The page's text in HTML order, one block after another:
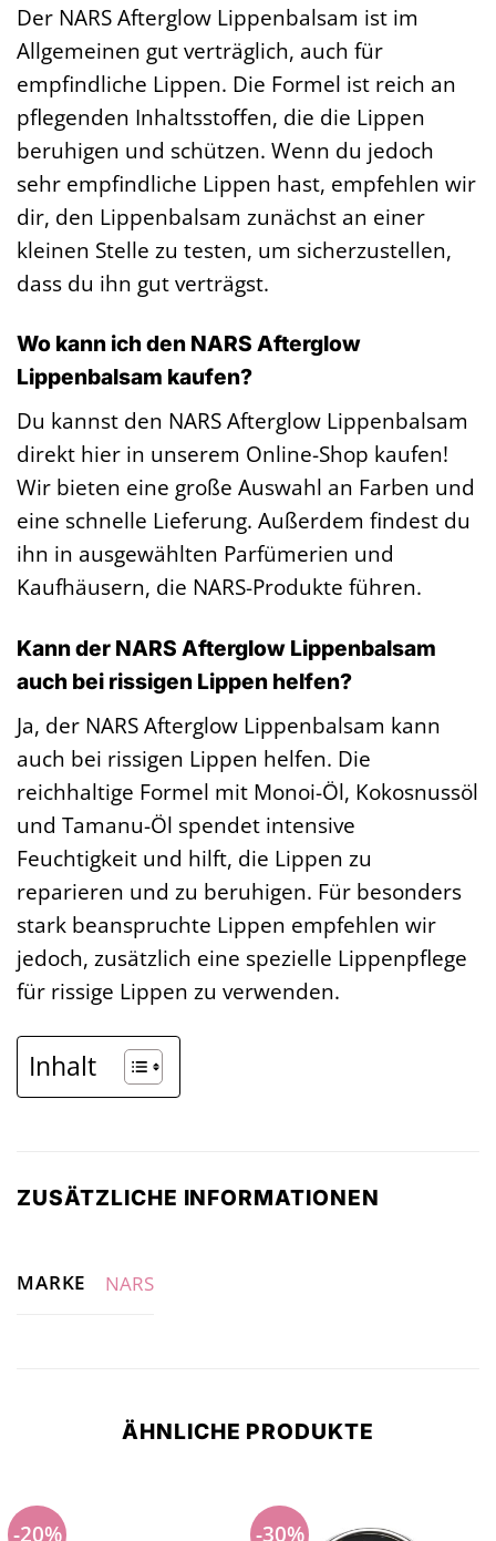
Der NARS Afterglow Lippenbalsam ist im
Allgemeinen gut verträglich, auch für
empfindliche Lippen. Die Formel ist reich an
pflegenden Inhaltsstoffen, die die Lippen
beruhigen und schützen. Wenn du jedoch
sehr empfindliche Lippen hast, empfehlen wir
dir, den Lippenbalsam zunächst an einer
kleinen Stelle zu testen, um sicherzustellen,
dass du ihn gut verträgst.
Wo kann ich den NARS Afterglow
Lippenbalsam kaufen?
Du kannst den NARS Afterglow Lippenbalsam
direkt hier in unserem Online-Shop kaufen!
Wir bieten eine große Auswahl an Farben und
eine schnelle Lieferung. Außerdem findest du
ihn in ausgewählten Parfümerien und
Kaufhäusern, die NARS-Produkte führen.
Kann der NARS Afterglow Lippenbalsam
auch bei rissigen Lippen helfen?
Ja, der NARS Afterglow Lippenbalsam kann
auch bei rissigen Lippen helfen. Die
reichhaltige Formel mit Monoi-Öl, Kokosnussöl
und Tamanu-Öl spendet intensive
Feuchtigkeit und hilft, die Lippen zu
reparieren und zu beruhigen. Für besonders
stark beanspruchte Lippen empfehlen wir
jedoch, zusätzlich eine spezielle Lippenpflege
für rissige Lippen zu verwenden.
Inhalt
ZUSÄTZLICHE INFORMATIONEN
MARKE NARS
ÄHNLICHE PRODUKTE
-20% -30%